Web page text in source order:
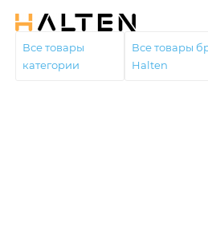
Все товары
категории
Все товары
Halten